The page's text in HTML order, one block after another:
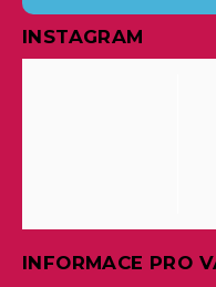
INSTAGRAM
INFORMACE PRO